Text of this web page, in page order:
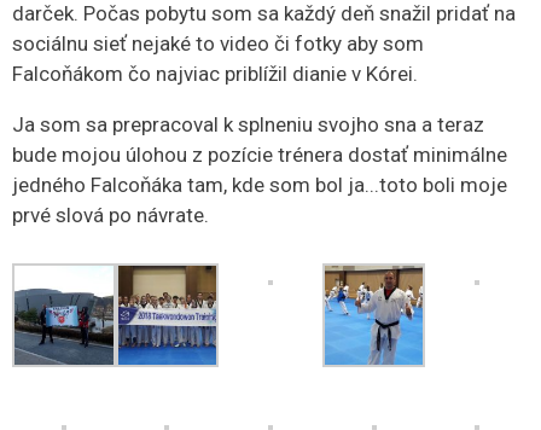
darček. Počas pobytu som sa každý deň snažil pridať na
sociálnu sieť nejaké to video či fotky aby som
Falcoňákom čo najviac priblížil dianie v Kórei.
Ja som sa prepracoval k splneniu svojho sna a teraz
bude mojou úlohou z pozície trénera dostať minimálne
jedného Falcoňáka tam, kde som bol ja...toto boli moje
prvé slová po návrate.